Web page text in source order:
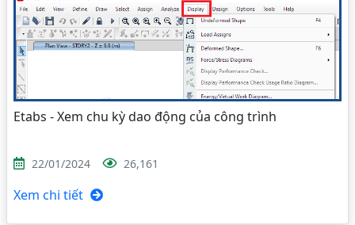
Etabs - Xem chu kỳ dao động của công trình
22/01/2024 26,161
Xem chi tiết